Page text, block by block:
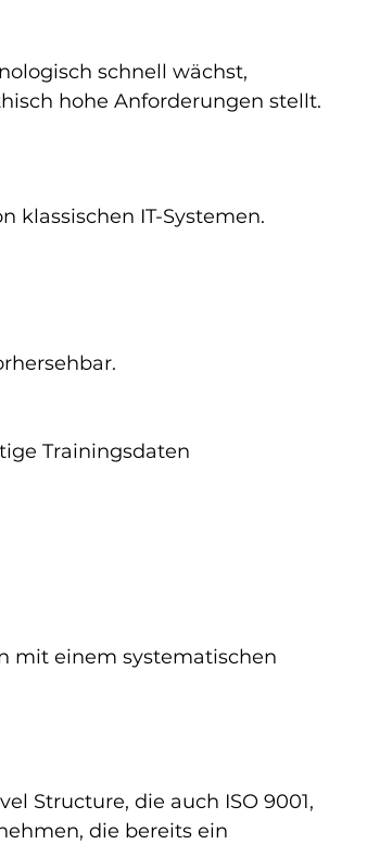
schnell wächst,
hohe Anforderungen stellt.
klassischen IT-Systemen.
Trainingsdaten
mit einem systematischen
Structure, die auch ISO 9001,
die bereits ein